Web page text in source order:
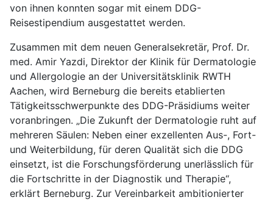
von ihnen konnten sogar mit einem DDG-
Reisestipendium ausgestattet werden.
Zusammen mit dem neuen Generalsekretär, Prof. Dr.
med. Amir Yazdi, Direktor der Klinik für Dermatologie
und Allergologie an der Universitätsklinik RWTH
Aachen, wird Berneburg die bereits etablierten
Tätigkeitsschwerpunkte des DDG-Präsidiums weiter
voranbringen. „Die Zukunft der Dermatologie ruht auf
mehreren Säulen: Neben einer exzellenten Aus-, Fort-
und Weiterbildung, für deren Qualität sich die DDG
einsetzt, ist die Forschungsförderung unerlässlich für
die Fortschritte in der Diagnostik und Therapie“,
erklärt Berneburg. Zur Vereinbarkeit ambitionierter